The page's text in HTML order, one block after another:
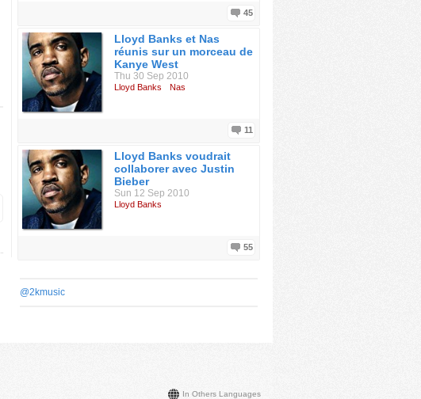
45
Lloyd Banks et Nas
réunis sur un morceau de
Kanye West
Thu 30 Sep 2010
Lloyd Banks Nas
11
Lloyd Banks voudrait
collaborer avec Justin
Bieber
Sun 12 Sep 2010
Lloyd Banks
55
@2kmusic
In Others Languages